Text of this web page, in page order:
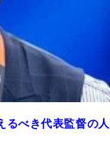
るべき代表監督の人